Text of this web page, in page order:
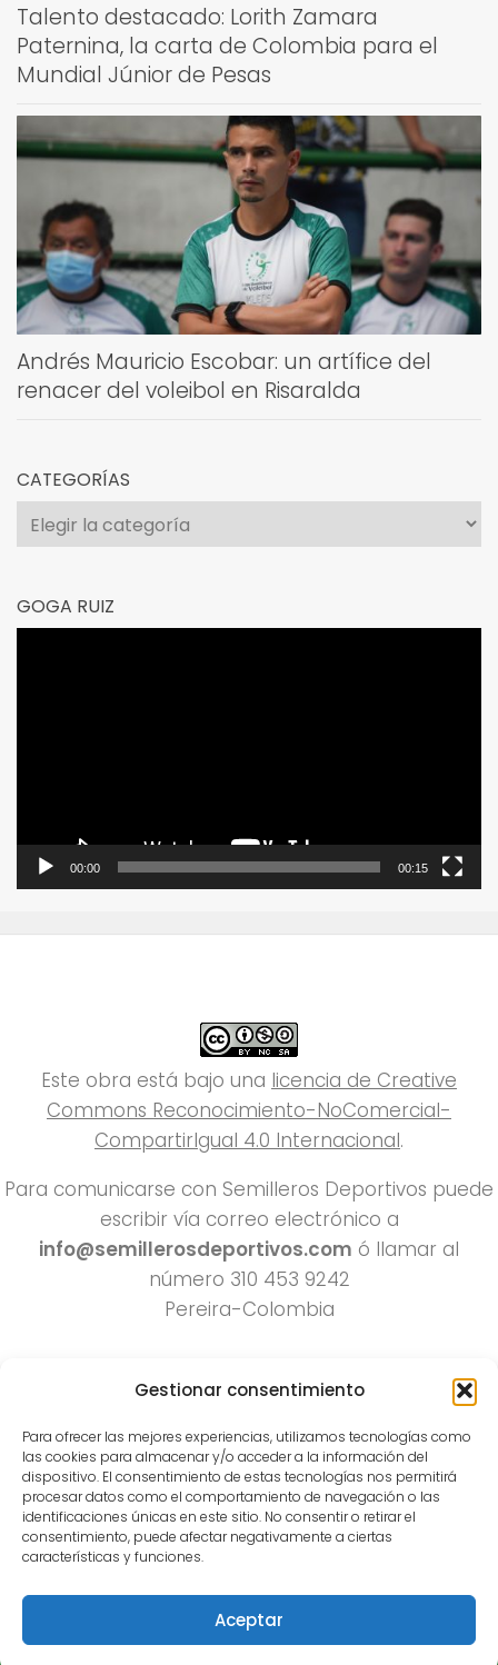
Gestionar consentimiento
Para ofrecer las mejores experiencias, utilizamos tecnologías como
las cookies para almacenar y/o acceder a la información del
dispositivo. El consentimiento de estas tecnologías nos permitirá
procesar datos como el comportamiento de navegación o las
identificaciones únicas en este sitio. No consentir o retirar el
consentimiento, puede afectar negativamente a ciertas
características y funciones.
Aceptar
Talento destacado: Lorith Zamara
Paternina, la carta de Colombia para el
Mundial Júnior de Pesas
Andrés Mauricio Escobar: un artífice del
renacer del voleibol en Risaralda
CATEGORÍAS
Categorías
GOGA RUIZ
00:00 00:15
Este obra está bajo una licencia de Creative
Commons Reconocimiento-NoComercial-
CompartirIgual 4.0 Internacional.
Para comunicarse con Semilleros Deportivos puede
escribir vía correo electrónico a
info@semillerosdeportivos.com ó llamar al
número 310 453 9242
Pereira-Colombia
Todos los derechos reservados 2022.
Funciona con - Diseñado con el